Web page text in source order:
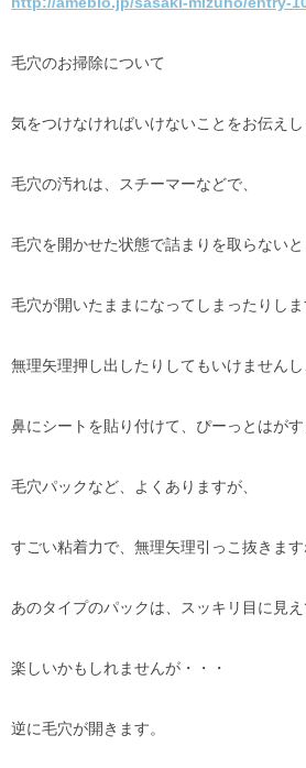
毛穴のお掃除について
気をつけなければいけないことをお伝えし
毛穴の汚れは、スチーマーなどで、
毛穴を開かせた状態で詰まりを取らないと
毛穴が開いたままになってしまったりしま
無理矢理押し出したりしてもいけませんし
鼻にシートを貼り付けて、ぴーっとはが
毛穴パックなど、よくありますが、
すごい粘着力で、無理矢理引っこ抜きます
あのタイプのパックは、スッキリ目に見
楽しいかもしれませんが・・・
逆に毛穴が開きます。